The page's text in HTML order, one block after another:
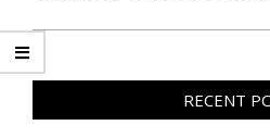
RECENT